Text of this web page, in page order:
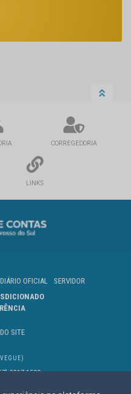
CORREGEDORIA
LINKS
DIÁRIO OFICIAL
SERVIDOR
SITE
3317-1500